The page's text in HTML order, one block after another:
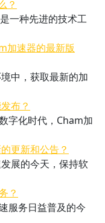
？
一种先进的技术工
加速器的最新版
中，获取最新的加
布？
字化时代，Cham加
更新和公告？
展的今天，保持软
？
服务日益普及的今